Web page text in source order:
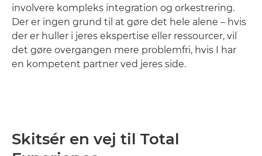
involvere kompleks integration og orkestrering.
Der er ingen grund til at gøre det hele alene – hvis
der er huller i jeres ekspertise eller ressourcer, vil
det gøre overgangen mere problemfri, hvis I har
en kompetent partner ved jeres side.
Skitsér en vej til Total